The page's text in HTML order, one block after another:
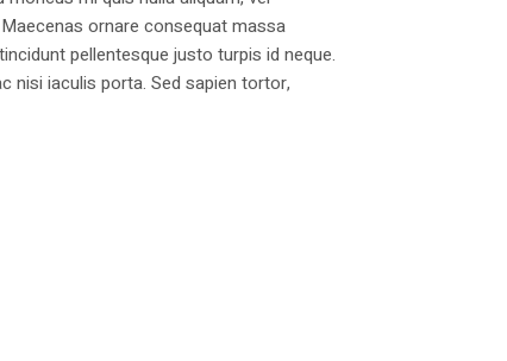
ornare consequat massa
pellentesque justo turpis id neque.
nisi iaculis porta. Sed sapien tortor,